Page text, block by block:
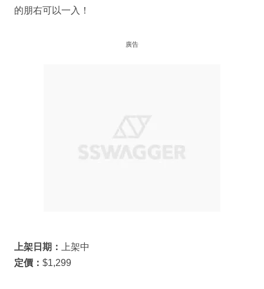
的朋右可以一入！
廣告
上架日期：
上架中
定價： $1,299